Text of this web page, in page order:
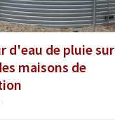
d'eau de pluie sur
maisons de